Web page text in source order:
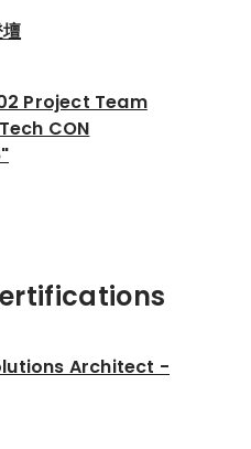
Project Team
CON
Architect -